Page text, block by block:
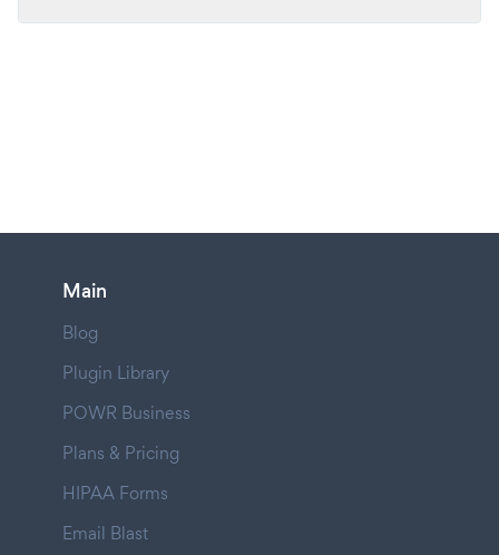
Main
Blog
Plugin Library
POWR Business
Plans & Pricing
HIPAA Forms
Email Blast